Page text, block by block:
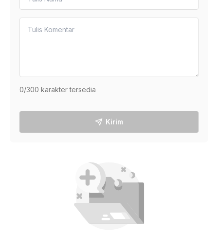
0/300 karakter tersedia
Kirim